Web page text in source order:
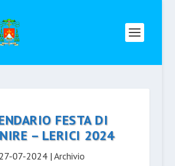
FESTA DI
– LERICI 2024
27-07-2024 |Archivio